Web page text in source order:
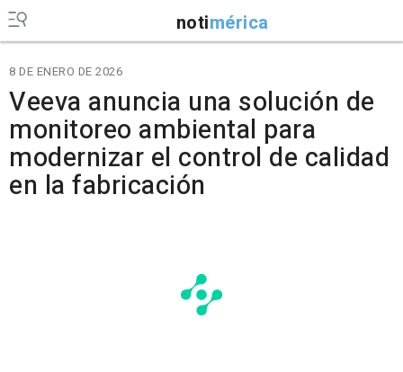
notimérica
8 DE ENERO DE 2026
Veeva anuncia una solución de
monitoreo ambiental para
modernizar el control de calidad
en la fabricación